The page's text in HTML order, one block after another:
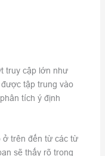
truy cập lớn như
tập trung vào
tích ý định
ở trên đến từ các từ
sẽ thấy rõ trong